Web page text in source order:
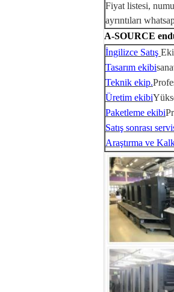
Fiyat listesi,
ayrıntıları
A-SOURCE
İngilizce Satış
Tasarım ekibi
Teknik ekip.
Üretim ekibi
Paketleme ekibi
Satış sonrası
Araştırma ve